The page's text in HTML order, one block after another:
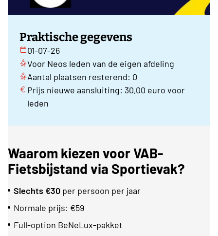
Praktische gegevens
01-07-26
Voor Neos leden van de eigen afdeling
Aantal plaatsen resterend: 0
Prijs nieuwe aansluiting: 30,00 euro voor
leden
Waarom kiezen voor VAB-
Fietsbijstand via Sportievak?
Slechts €30 per persoon per jaar
Normale prijs: €59
Full-option BeNeLux-pakket